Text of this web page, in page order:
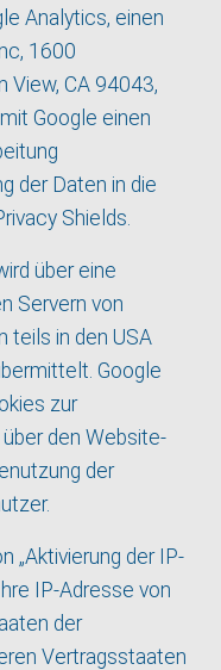
Analytics, einen
1600
View, CA 94043,
Google einen
der Daten in die
Shields.
über eine
Servern von
teils in den USA
Google
zur
den Website-
der
„Aktivierung der IP-
IP-Adresse von
der
Vertragsstaaten